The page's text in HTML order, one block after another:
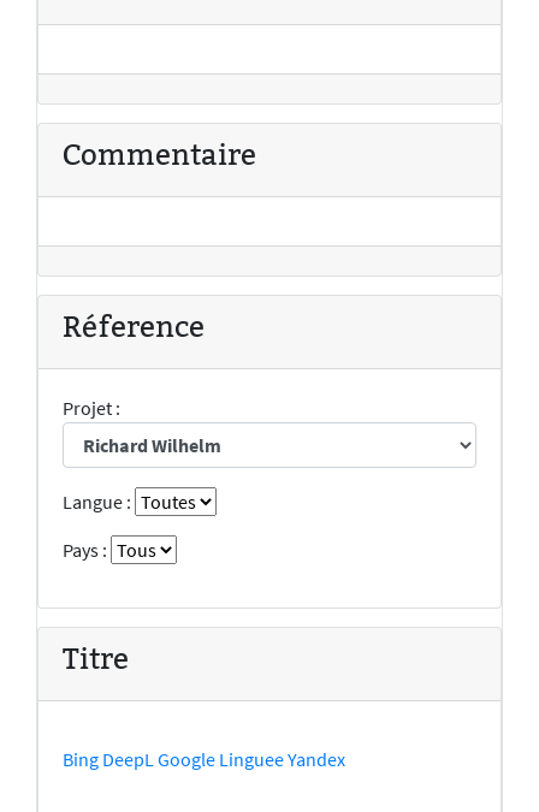
Commentaire
Réference
Projet :
Langue :
Pays :
Titre
Bing DeepL Google LingueeYandex